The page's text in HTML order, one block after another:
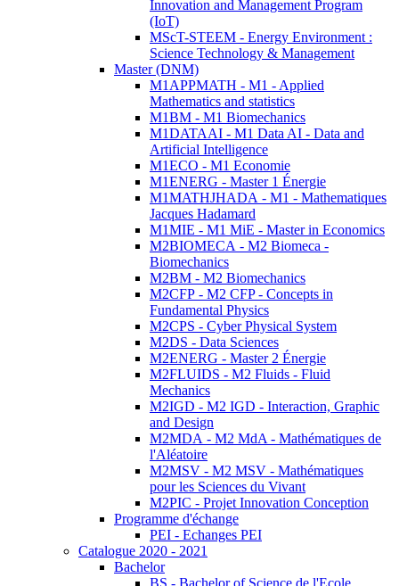
Innovation and Management Program
(IoT)
MScT-STEEM - Energy Environment :
Science Technology & Management
Master (DNM)
M1APPMATH - M1 - Applied
Mathematics and statistics
M1BM - M1 Biomechanics
M1DATAAI - M1 Data AI - Data and
Artificial Intelligence
M1ECO - M1 Economie
M1ENERG - Master 1 Énergie
M1MATHJHADA - M1 - Mathematiques
Jacques Hadamard
M1MIE - M1 MiE - Master in Economics
M2BIOMECA - M2 Biomeca -
Biomechanics
M2BM - M2 Biomechanics
M2CFP - M2 CFP - Concepts in
Fundamental Physics
M2CPS - Cyber Physical System
M2DS - Data Sciences
M2ENERG - Master 2 Énergie
M2FLUIDS - M2 Fluids - Fluid
Mechanics
M2IGD - M2 IGD - Interaction, Graphic
and Design
M2MDA - M2 MdA - Mathématiques de
l'Aléatoire
M2MSV - M2 MSV - Mathématiques
pour les Sciences du Vivant
M2PIC - Projet Innovation Conception
Programme d'échange
PEI - Echanges PEI
Catalogue 2020 - 2021
Bachelor
BS - Bachelor of Science de l'Ecole